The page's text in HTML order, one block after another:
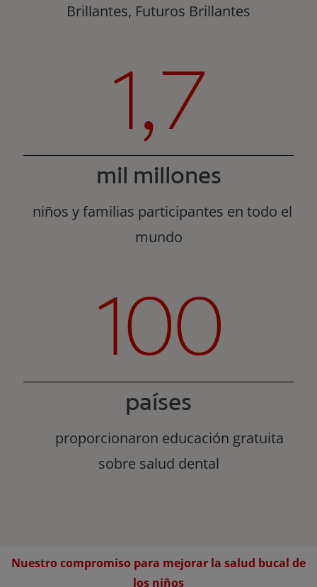
Brillantes, Futuros Brillantes
1,7
mil millones
niños y familias participantes en todo el
mundo
100
países
proporcionaron educación gratuita
sobre salud dental
Nuestro compromiso para mejorar la salud bucal de
los niños